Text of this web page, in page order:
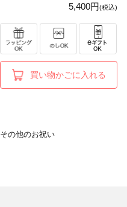
5,400円(税込)
買い物かごに入れる
その他のお祝い